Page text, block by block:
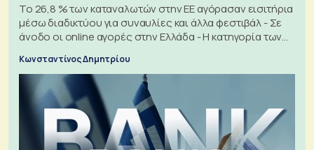
Το 26,8 % των καταναλωτών στην ΕΕ αγόρασαν εισιτήρια
μέσω διαδικτύου για συναυλίες και άλλα φεστιβάλ - Σε
άνοδο οι online αγορές στην Ελλάδα - Η κατηγορία των
Κωνσταντίνος Δημητρίου